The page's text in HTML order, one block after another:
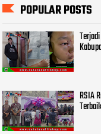
POPULAR POSTS
RSIA